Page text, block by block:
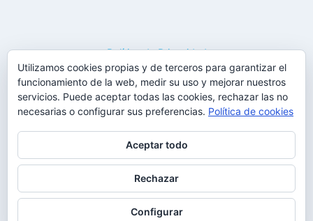
Política de Privacidad
Política de Cookies
Términos y condiciones
Noticias
© 2017 - 2026 Tema Astra para WordPress
Utilizamos cookies propias y de terceros para garantizar el
funcionamiento de la web, medir su uso y mejorar nuestros
servicios. Puede aceptar todas las cookies, rechazar las no
necesarias o configurar sus preferencias. Política de cookies
Aceptar todo
Rechazar
Configurar